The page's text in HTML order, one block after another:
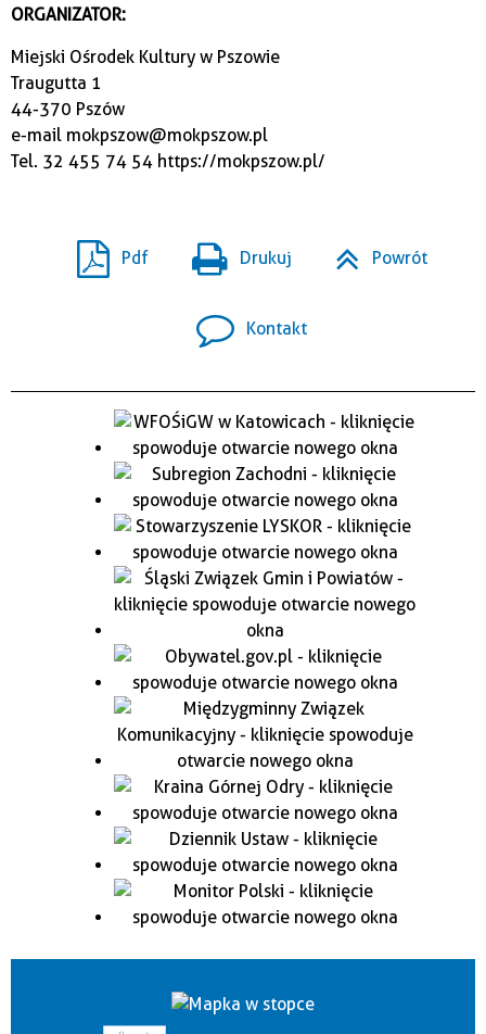
ORGANIZATOR:
Miejski Ośrodek Kultury w Pszowie
Traugutta 1
44-370 Pszów
e-mail mokpszow@mokpszow.pl
Tel. 32 455 74 54 https://mokpszow.pl/
Pdf Drukuj Powrót
Kontakt